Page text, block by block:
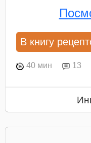
В книгу
40 мин 13